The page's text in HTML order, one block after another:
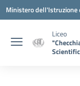
Vai ai contenuti
Vai al menu di navigazione
Vai al footer
Ministero dell'Istruzione
Liceo